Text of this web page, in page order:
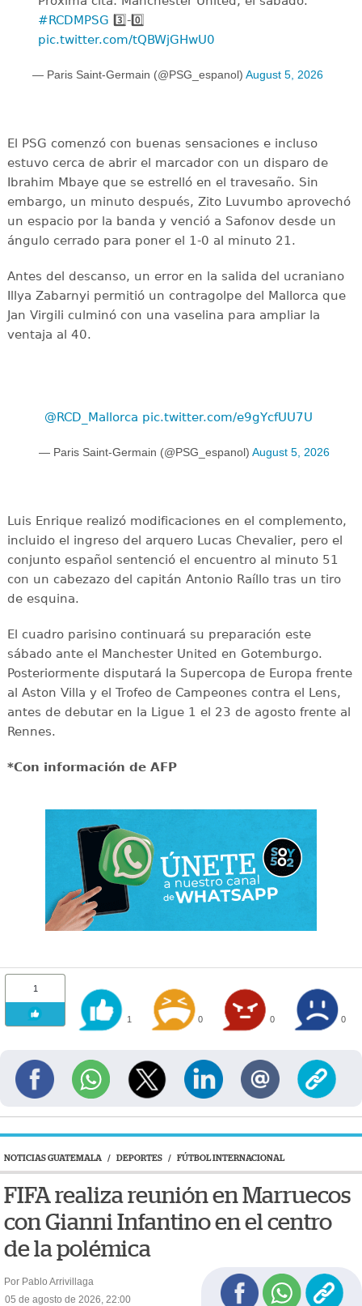
#RCDMPSG 3️⃣-0️⃣
pic.twitter.com/tQBWjGHwU0
— Paris Saint-Germain (@PSG_espanol) August 5, 2026
El PSG comenzó con buenas sensaciones e incluso
estuvo cerca de abrir el marcador con un disparo de
Ibrahim Mbaye que se estrelló en el travesaño. Sin
embargo, un minuto después, Zito Luvumbo aprovechó
un espacio por la banda y venció a Safonov desde un
ángulo cerrado para poner el 1-0 al minuto 21.
Antes del descanso, un error en la salida del ucraniano
Illya Zabarnyi permitió un contragolpe del Mallorca que
Jan Virgili culminó con una vaselina para ampliar la
ventaja al 40.
@RCD_Mallorca pic.twitter.com/e9gYcfUU7U
— Paris Saint-Germain (@PSG_espanol) August 5, 2026
Luis Enrique realizó modificaciones en el complemento,
incluido el ingreso del arquero Lucas Chevalier, pero el
conjunto español sentenció el encuentro al minuto 51
con un cabezazo del capitán Antonio Raíllo tras un tiro
de esquina.
El cuadro parisino continuará su preparación este
sábado ante el Manchester United en Gotemburgo.
Posteriormente disputará la Supercopa de Europa frente
al Aston Villa y el Trofeo de Campeones contra el Lens,
antes de debutar en la Ligue 1 el 23 de agosto frente al
Rennes.
*Con información de AFP
1
1 0 0 0
NOTICIAS GUATEMALA / DEPORTES / FÚTBOL INTERNACIONAL
FIFA realiza reunión en Marruecos
con Gianni Infantino en el centro
de la polémica
Por Pablo Arrivillaga
05 de agosto de 2026, 22:00